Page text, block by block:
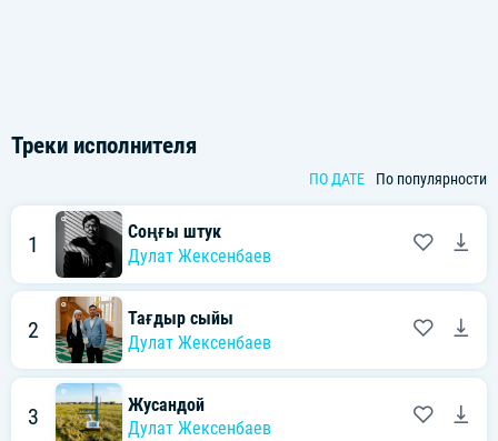
Треки исполнителя
ПО ДАТЕ По популярности
1
Соңғы штук
Дулат Жексенбаев
2
Тағдыр сыйы
Дулат Жексенбаев
3
Жусандой
Дулат Жексенбаев